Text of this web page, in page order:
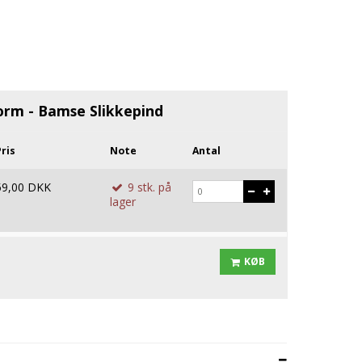
- Bamse Slikkepind
Note Antal
DKK 9 stk. på
lager
KØB